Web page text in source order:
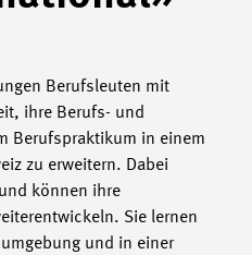
Berufsleuten mit
ihre Berufs- und
Berufspraktikum in einem
zu erweitern. Dabei
können ihre
Sie lernen
und in einer